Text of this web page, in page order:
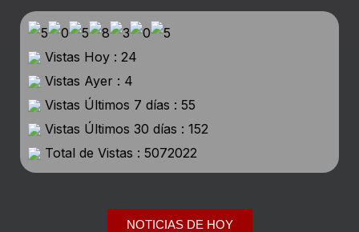
Vistas Hoy : 24
Vistas Ayer : 4
Vistas Últimos 7 días : 55
Vistas Últimos 30 días : 152
Total de Vistas : 5072022
NOTICIAS DE HOY